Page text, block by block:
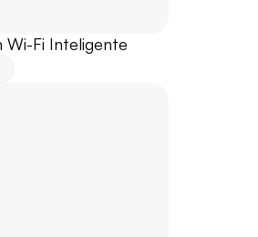
Wi-Fi Inteligente